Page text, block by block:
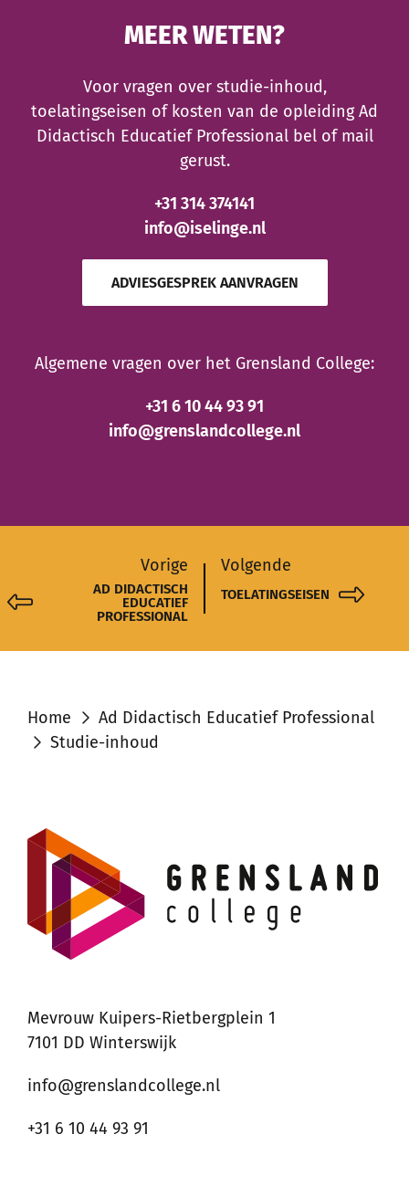
MEER WETEN?
Voor vragen over studie-inhoud,
toelatingseisen of kosten van de opleiding Ad
Didactisch Educatief Professional bel of mail
gerust.
+31 314 374141
info@iselinge.nl
ADVIESGESPREK AANVRAGEN
Algemene vragen over het Grensland College:
+31 6 10 44 93 91
info@grenslandcollege.nl
Vorige
AD DIDACTISCH
EDUCATIEF
PROFESSIONAL
Volgende
TOELATINGSEISEN
Home
Ad Didactisch Educatief Professional
Studie-inhoud
Mevrouw Kuipers-Rietbergplein 1
7101 DD Winterswijk
info@grenslandcollege.nl
+31 6 10 44 93 91